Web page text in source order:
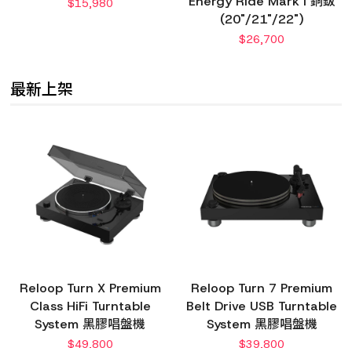
$15,980
(20"/21"/22")
$26,700
最新上架
Reloop Turn X Premium
Class HiFi Turntable
System 黑膠唱盤機
$49,800
Reloop Turn 7 Premium
Belt Drive USB Turntable
System 黑膠唱盤機
$39,800